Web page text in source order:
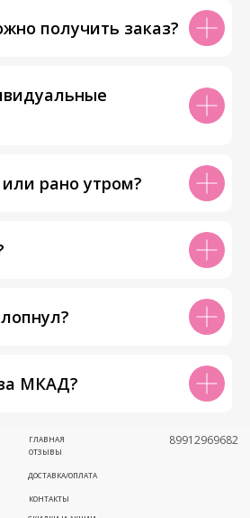
получить заказ?
рано утром?
МКАД?
ОТЗЫВЫ
ГЛАВНАЯ
ДОСТАВКА/ОПЛАТА
КОНТАКТЫ
89912969682